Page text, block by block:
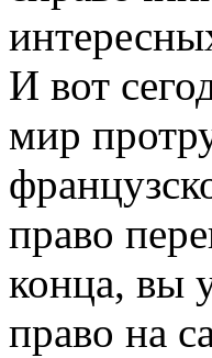
И вот
мир
право
конца, вы
право на